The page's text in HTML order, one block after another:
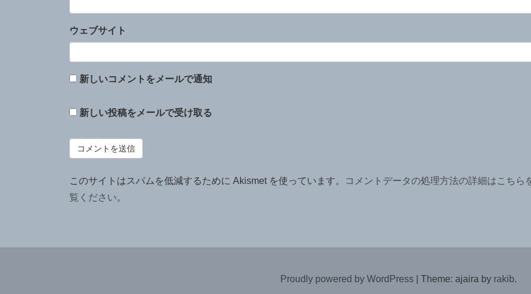
ウェブサイト
新しいコメントをメールで通知
新しい投稿をメールで受け取る
このサイトはスパムを低減するために Akismet を使っています。
コメントデータの処理方法の詳細はこちら
覧ください。
Proudly powered by WordPress Theme: ajaira by rakib.